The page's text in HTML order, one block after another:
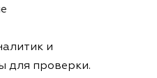
и
для проверки.